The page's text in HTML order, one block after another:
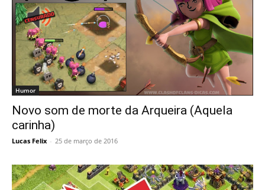
Humor
Novo som de morte da Arqueira (Aquela
carinha)
Lucas Felix - 25 de março de 2016